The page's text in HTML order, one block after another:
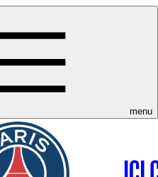
menu